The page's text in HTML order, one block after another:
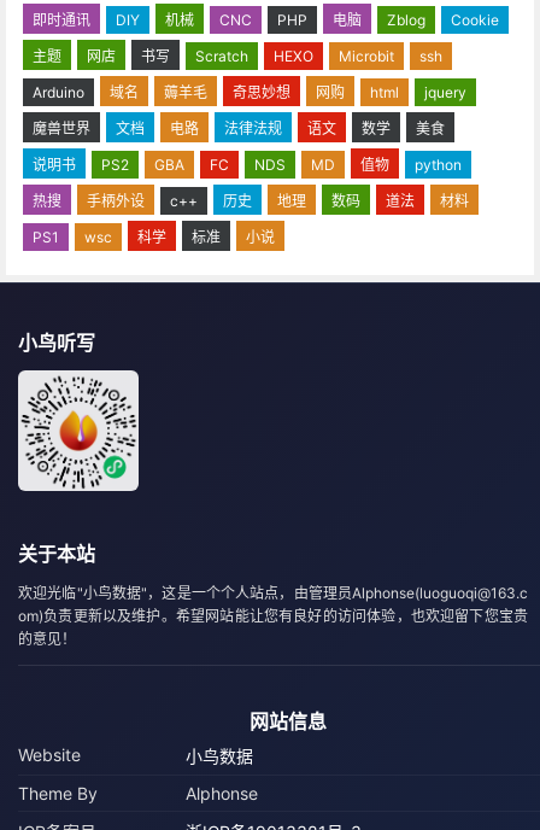
即时通讯
DIY 机械 CNC PHP 电脑 Zblog
Cookie
主题
网店 书写 Scratch HEXO Microbit
ssh
Arduino
域名 薅羊毛 奇思妙想 网购 html
jquery
魔兽世界
文档 电路 法律法规 语文 数学
美食
说明书
PS2 GBA FC NDS MD 值物
python
热搜
手柄外设 c++ 历史 地理 数码 道法
材料
PS1
wsc 科学 标准 小说
小鸟听写
关于本站
欢迎光临"小鸟数据"，这是一个个人站点，由管理员Alphonse(luoguoqi@163.c
om)负责更新以及维护。希望网站能让您有良好的访问体验，也欢迎留下您宝贵
的意见！
网站信息
Website
小鸟数据
Theme By
Alphonse